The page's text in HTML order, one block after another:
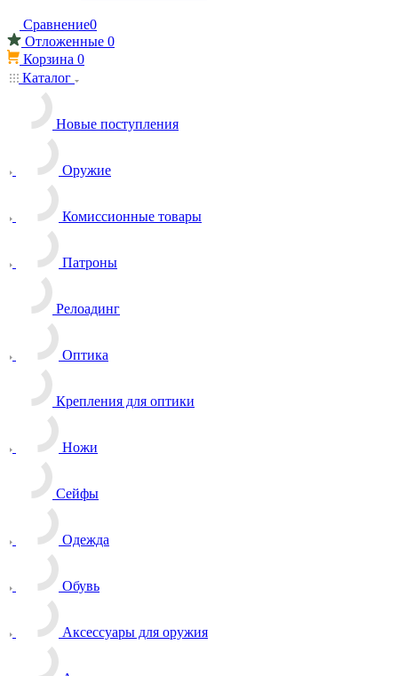
Сравнение0
Отложенные 0
Корзина 0
Каталог
Новые поступления
Оружие
Комиссионные товары
Патроны
Релоадинг
Оптика
Крепления для оптики
Ножи
Сейфы
Одежда
Обувь
Аксессуары для оружия